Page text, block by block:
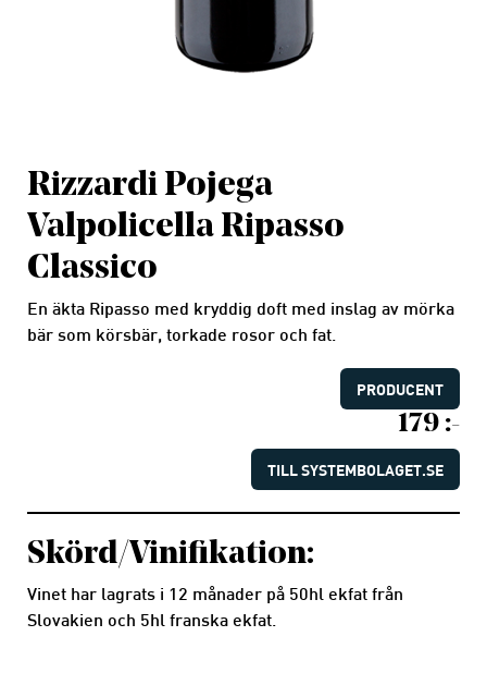
Rizzardi Pojega
Valpolicella Ripasso
Classico
En äkta Ripasso med kryddig doft med inslag av mörka
bär som körsbär, torkade rosor och fat.
PRODUCENT
179 :-
TILL SYSTEMBOLAGET.SE
Skörd/Vinifikation:
Vinet har lagrats i 12 månader på 50hl ekfat från
Slovakien och 5hl franska ekfat.